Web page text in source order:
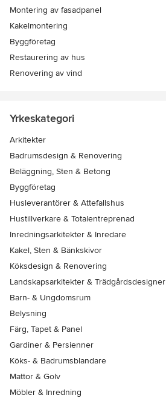
Montering av fasadpanel
Kakelmontering
Byggföretag
Restaurering av hus
Renovering av vind
Yrkeskategori
Arkitekter
Badrumsdesign & Renovering
Beläggning, Sten & Betong
Byggföretag
Husleverantörer & Attefallshus
Hustillverkare & Totalentreprenad
Inredningsarkitekter & Inredare
Kakel, Sten & Bänkskivor
Köksdesign & Renovering
Landskapsarkitekter & Trädgårdsdesigner
Barn- & Ungdomsrum
Belysning
Färg, Tapet & Panel
Gardiner & Persienner
Köks- & Badrumsblandare
Mattor & Golv
Möbler & Inredning